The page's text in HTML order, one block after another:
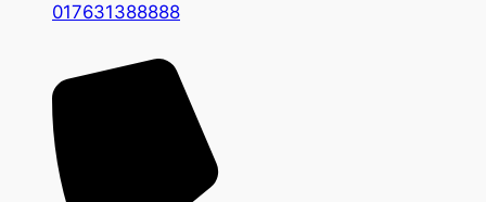
017631388888